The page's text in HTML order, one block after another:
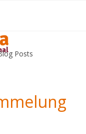
Posts